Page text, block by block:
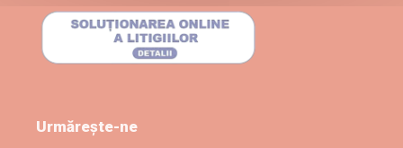
Urmărește-ne